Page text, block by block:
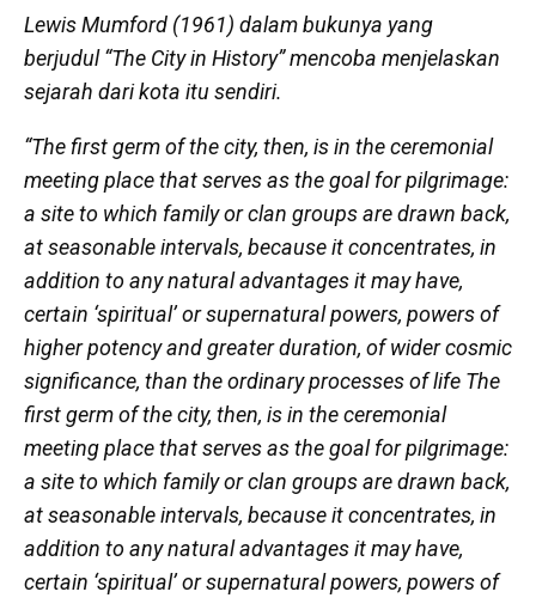
Lewis Mumford (1961) dalam bukunya yang
berjudul “The City in History” mencoba menjelaskan
sejarah dari kota itu sendiri.
“The first germ of the city, then, is in the ceremonial
meeting place that serves as the goal for pilgrimage:
a site to which family or clan groups are drawn back,
at seasonable intervals, because it concentrates, in
addition to any natural advantages it may have,
certain ‘spiritual’ or supernatural powers, powers of
higher potency and greater duration, of wider cosmic
significance, than the ordinary processes of life The
first germ of the city, then, is in the ceremonial
meeting place that serves as the goal for pilgrimage:
a site to which family or clan groups are drawn back,
at seasonable intervals, because it concentrates, in
addition to any natural advantages it may have,
certain ‘spiritual’ or supernatural powers, powers of